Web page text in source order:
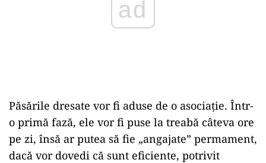
Păsările dresate vor fi aduse de o asociaţie. Într-
o primă fază, ele vor fi puse la treabă câteva ore
pe zi, însă ar putea să fie „angajate” permament,
dacă vor dovedi că sunt eficiente, potrivit